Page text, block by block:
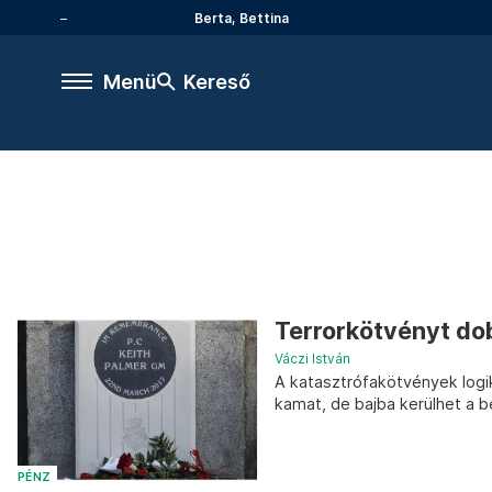
Berta, Bettina
Menü Kereső
PÉNZ
Terrorkötvényt
Váczi István
A katasztrófakötvények
kamat, de bajba kerülhet a